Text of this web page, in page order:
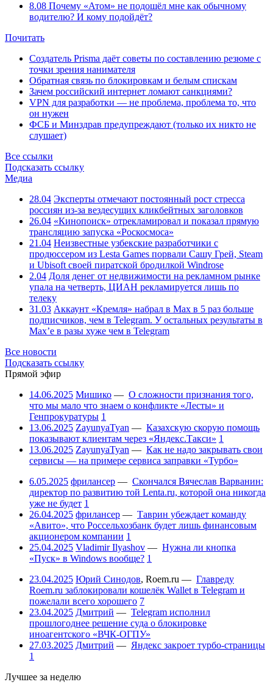
8.08 Почему «Атом» не подошёл мне как обычному
водителю? И кому подойдёт?
Почитать
Создатель Prisma даёт советы по составлению резюме с
точки зрения нанимателя
Обратная связь по блокировкам и белым спискам
Зачем российский интернет ломают санкциями?
VPN для разработки — не проблема, проблема то, что
он нужен
ФСБ и Минздрав предупреждают (только их никто не
слушает)
Все ссылки
Подсказать ссылку
Медиа
28.04 Эксперты отмечают постоянный рост стресса
россиян из-за вездесущих кликбейтных заголовков
26.04 «Кинопоиск» отрекламировал и показал прямую
трансляцию запуска «Роскосмоса»
21.04 Неизвестные узбекские разработчики с
продюссером из Lesta Games порвали Сашу Грей, Steam
и Ubisoft своей пиратской бродилкой Windrose
2.04 Доля денег от недвижимости на рекламном рынке
упала на четверть, ЦИАН рекламируется лишь по
телеку
31.03 Аккаунт «Кремля» набрал в Max в 5 раз больше
подписчиков, чем в Telegram. У остальных результаты в
Max’е в разы хуже чем в Telegram
Все новости
Подсказать ссылку
Прямой эфир
14.06.2025 Мишико — О сложности признания того,
что мы мало что знаем о конфликте «Лесты» и
Генпрокуратуры 1
13.06.2025 ZayunyaTyan — Казахскую скорую помощь
показывают клиентам через «Яндекс.Такси» 1
13.06.2025 ZayunyaTyan — Как не надо закрывать свои
сервисы — на примере сервиса заправки «Турбо»
6.05.2025 фрилансер — Скончался Вячеслав Варванин:
директор по развитию той Lenta.ru, которой она никогда
уже не будет 1
26.04.2025 фрилансер — Таврин убеждает команду
«Авито», что Россельхозбанк будет лишь финансовым
акционером компании 1
25.04.2025 Vladimir Ilyashov — Нужна ли кнопка
«Пуск» в Windows вообще? 1
23.04.2025 Юрий Синодов, Roem.ru — Главреду
Roem.ru заблокировали кошелёк Wallet в Telegram и
пожелали всего хорошего 7
23.04.2025 Дмитрий — Telegram исполнил
прошлогоднее решение суда о блокировке
иноагентского «ВЧК-ОГПУ»
27.03.2025 Дмитрий — Яндекс закроет турбо-страницы
1
Лучшее за неделю